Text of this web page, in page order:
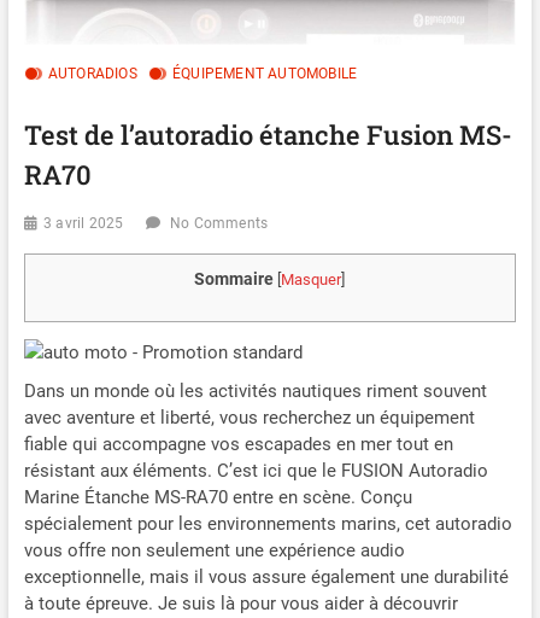
AUTORADIOS ÉQUIPEMENT AUTOMOBILE
Test de l’autoradio étanche Fusion MS-
RA70
3 avril 2025 No Comments
Sommaire Masquer]
Dans un monde où les activités nautiques riment souvent
avec aventure et liberté, vous recherchez un équipement
fiable qui accompagne vos escapades en mer tout en
résistant aux éléments. C’est ici que le FUSION Autoradio
Marine Étanche MS-RA70 entre en scène. Conçu
spécialement pour les environnements marins, cet autoradio
vous offre non seulement une expérience audio
exceptionnelle, mais il vous assure également une durabilité
à toute épreuve. Je suis là pour vous aider à découvrir